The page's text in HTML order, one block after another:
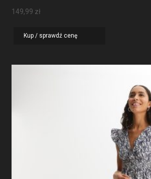
149,99 zł
Kup / sprawdź cenę